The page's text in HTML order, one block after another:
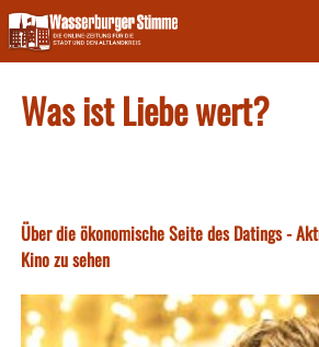
Skip
to
content
Was ist Liebe wert?
Über die ökonomische Seite des Datings -
Kino zu sehen